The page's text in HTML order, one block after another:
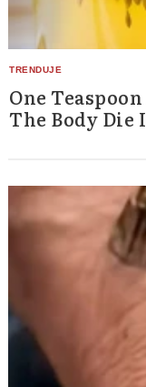
One
The Body